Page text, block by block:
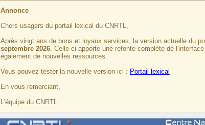
Annonce
Chers usagers du portail lexical du CNRTL,
Après vingt ans de bons et loyaux services, la version actuelle du
septembre 2026. Celle-ci apporte une refonte complète de
également de nouvelles ressources.
Vous pouvez tester la nouvelle version ici : Portail lexical
En vous remerciant,
L'équipe du CNRTL